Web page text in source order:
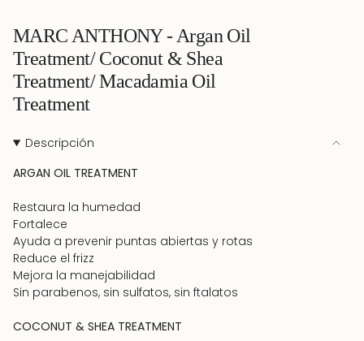
MARC ANTHONY - Argan Oil
Treatment/ Coconut & Shea
Treatment/ Macadamia Oil
Treatment
Descripción
ARGAN OIL TREATMENT
Restaura la humedad
Fortalece
Ayuda a prevenir puntas abiertas y rotas
Reduce el frizz
Mejora la manejabilidad
Sin parabenos, sin sulfatos, sin ftalatos
COCONUT & SHEA TREATMENT